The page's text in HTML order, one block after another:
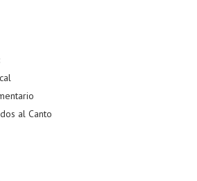
al Canto